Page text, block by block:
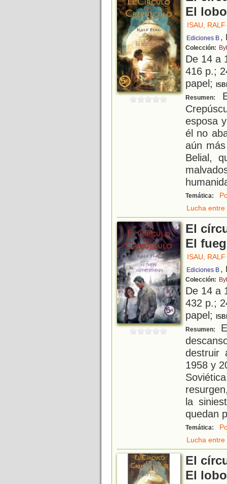
El
ISAU, RALF
Ediciones B ,
Colección:
De 14 a
416 p.;
papel;
Resumen:
esposa
él no
aún
Belial,
Temática:
Lucha entre
El
El
ISAU, RALF
Ediciones B ,
Colección:
De 14 a
432 p.;
papel;
Resumen:
destruir
1958 y
la
quedan
Temática:
Lucha entre
El
El